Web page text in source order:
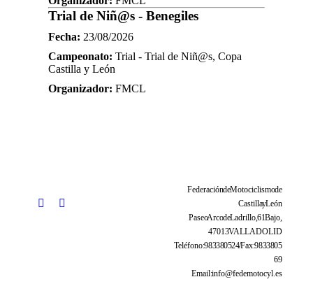
Trial de Niñ@s - Benegiles
Fecha: 23/08/2026
Campeonato: Trial - Trial de Niñ@s, Copa
Castilla y León
Organizador: FMCL
Federación de Motociclismo de
Castilla y León
Paseo Arco de Ladrillo, 61 Bajo,
47013 VALLADOLID
Teléfono: 983 38 05 24 / Fax: 983 38 05
69
Email: info@fedemotocyl.es